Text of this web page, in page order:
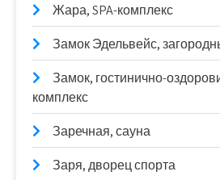
Жара, SPA-комплекс
Замок Эдельвейс,
Замок, гостинично-
комплекс
Заречная, сауна
Заря, дворец спорта